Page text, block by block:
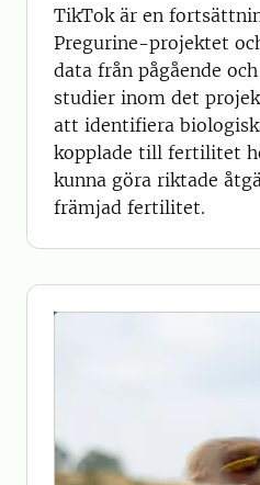
TikTok är en
Pregurine-projektet
data från pågående
studier inom det
att identifiera
kopplade till fertilitet
kunna göra riktade
främjad fertilitet.